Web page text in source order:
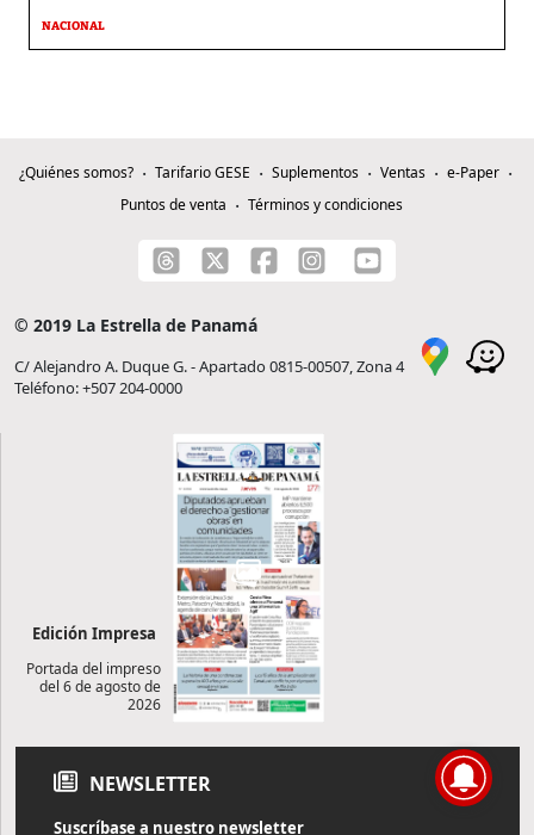
NACIONAL
¿Quiénes somos? Tarifario GESE Suplementos Ventas
e-Paper
Puntos de venta
Términos y condiciones
© 2019 La Estrella de Panamá
C/ Alejandro A. Duque G. - Apartado 0815-00507, Zona 4
Teléfono: +507 204-0000
Edición Impresa
Portada del impreso
del 6 de agosto de
2026
NEWSLETTER
Suscríbase a nuestro newsletter